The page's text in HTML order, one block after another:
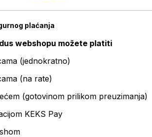
plaćanja
webshopu možete platiti
(jednokratno)
(na rate)
(gotovinom prilikom preuzimanja)
KEKS Pay